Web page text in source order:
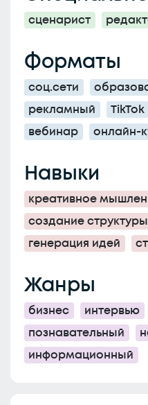
сценарист
Форматы
соц.сети
рекламный
TikTok
вебинар
онлайн-
Навыки
креативное
создание структуры
генерация идей
Жанры
бизнес интервью
познавательный
информационный